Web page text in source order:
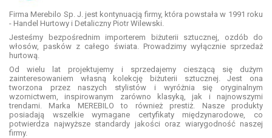
Firma Merebilo Sp. J. jest kontynuacją firmy, która powstała w 1991 roku
- Handel Hurtowy i Detaliczny Piotr Wilewski.
Jesteśmy bezpośrednim importerem biżuterii sztucznej, ozdób do
włosów, pasków z całego świata. Prowadzimy wyłącznie sprzedaż
hurtową.
Od wielu lat projektujemy i sprzedajemy cieszącą się dużym
zainteresowaniem własną kolekcję biżuterii sztucznej. Jest ona
tworzona przez naszych stylistów i wyróżnia się oryginalnym
wzornictwem, inspirowanym zarówno klasyką, jak i najnowszymi
trendami. Marka MEREBILO to również prestiż. Nasze produkty
posiadają wszelkie wymagane certyfikaty międzynarodowe, co
potwierdza najwyższe standardy jakości oraz wiarygodność naszej
firmy.